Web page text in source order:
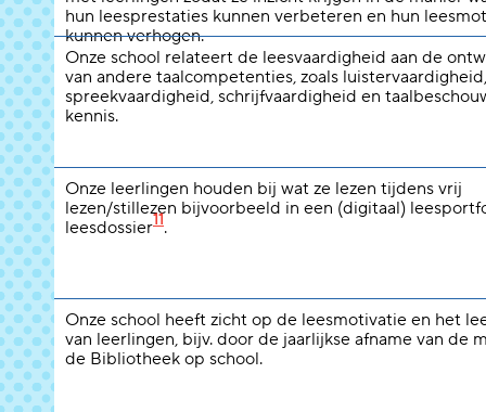
hun leesprestaties kunnen verbeteren en hun
kunnen verhogen.
Onze school relateert de leesvaardigheid aan de
van andere taalcompetenties, zoals luistervaardigheid,
spreekvaardigheid, schrijfvaardigheid en
kennis.
Onze leerlingen houden bij wat ze lezen tijdens vrij
lezen/stillezen bijvoorbeeld in een (digitaal)
leesdossier11.
Onze school heeft zicht op de leesmotivatie en het
van leerlingen, bijv. door de jaarlijkse afname van de
de Bibliotheek op school.